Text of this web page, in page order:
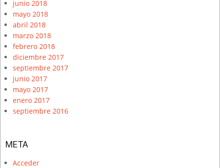
junio 2018
mayo 2018
abril 2018
marzo 2018
febrero 2018
diciembre 2017
septiembre 2017
junio 2017
mayo 2017
enero 2017
septiembre 2016
META
Acceder